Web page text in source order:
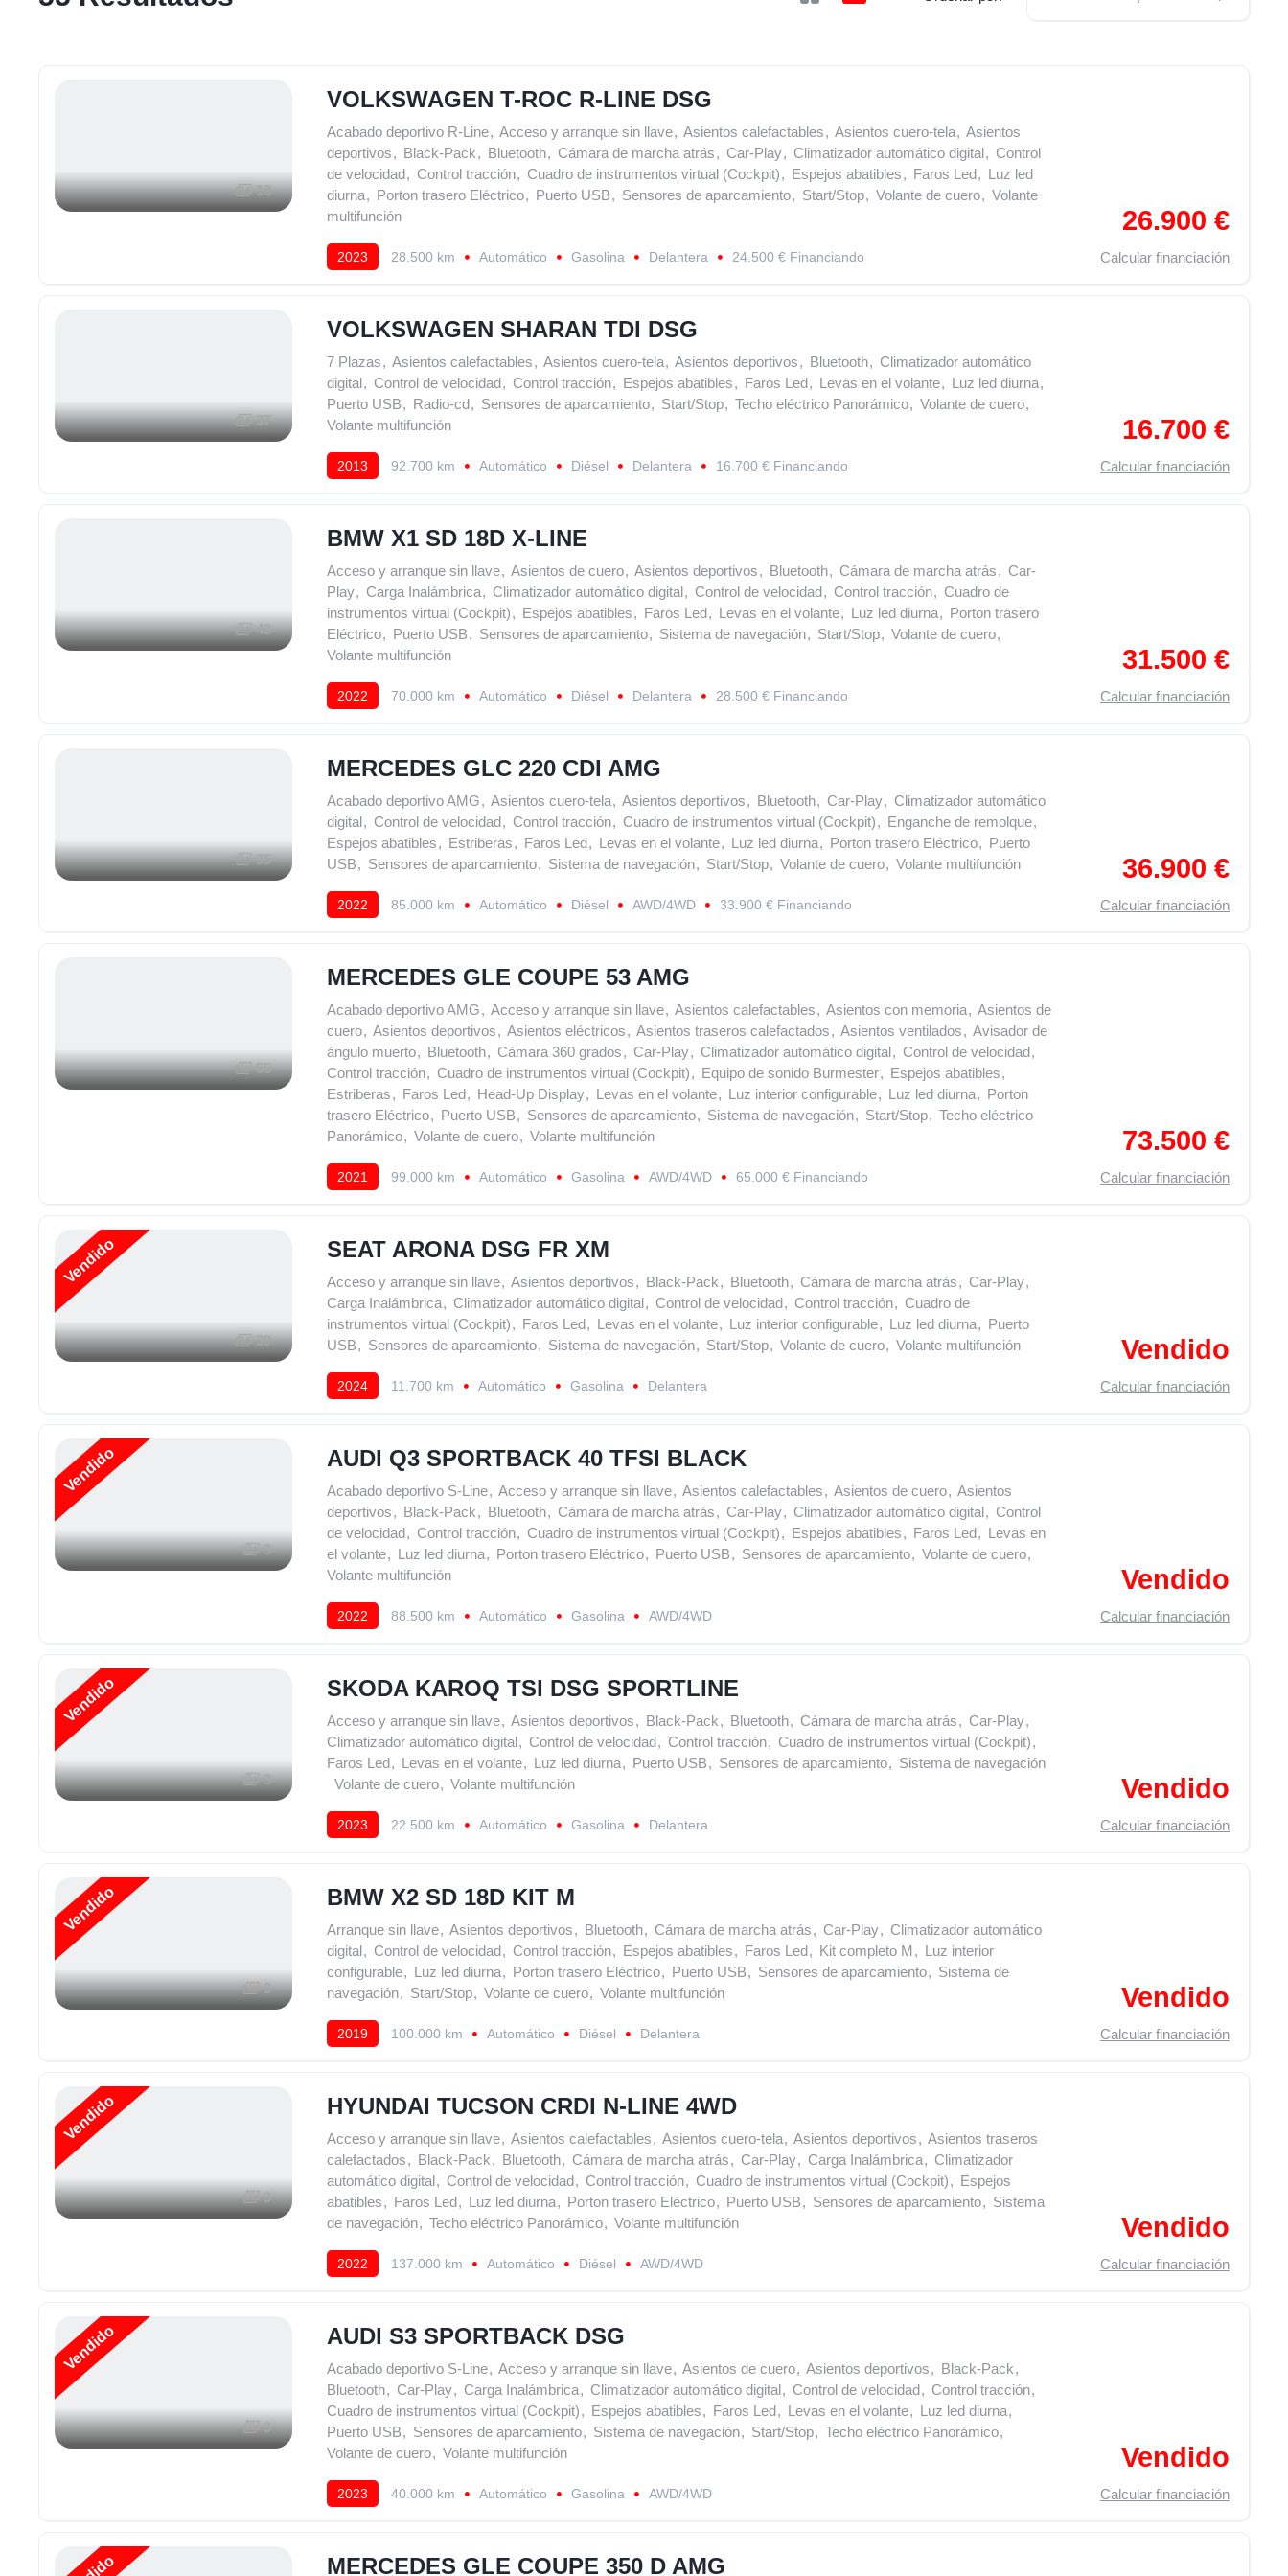
18
VOLKSWAGEN T-ROC R-LINE DSG
Acabado deportivo R-Line, Acceso y arranque sin llave, Asientos calefactables, Asientos cuero-tela, Asientos
deportivos, Black-Pack, Bluetooth, Cámara de marcha atrás, Car-Play, Climatizador automático digital, Control
de velocidad, Control tracción, Cuadro de instrumentos virtual (Cockpit), Espejos abatibles, Faros Led, Luz led
diurna, Porton trasero Eléctrico, Puerto USB, Sensores de aparcamiento, Start/Stop, Volante de cuero, Volante
multifunción
2023 28.500 km Automático Gasolina Delantera 24.500 € Financiando
26.900 €
Calcular financiación
37
VOLKSWAGEN SHARAN TDI DSG
7 Plazas, Asientos calefactables, Asientos cuero-tela, Asientos deportivos, Bluetooth, Climatizador automático
digital, Control de velocidad, Control tracción, Espejos abatibles, Faros Led, Levas en el volante, Luz led diurna,
Puerto USB, Radio-cd, Sensores de aparcamiento, Start/Stop, Techo eléctrico Panorámico, Volante de cuero,
Volante multifunción
2013 92.700 km Automático Diésel Delantera 16.700 € Financiando
16.700 €
Calcular financiación
43
BMW X1 SD 18D X-LINE
Acceso y arranque sin llave, Asientos de cuero, Asientos deportivos, Bluetooth, Cámara de marcha atrás, Car-
Play, Carga Inalámbrica, Climatizador automático digital, Control de velocidad, Control tracción, Cuadro de
instrumentos virtual (Cockpit), Espejos abatibles, Faros Led, Levas en el volante, Luz led diurna, Porton trasero
Eléctrico, Puerto USB, Sensores de aparcamiento, Sistema de navegación, Start/Stop, Volante de cuero,
Volante multifunción
2022 70.000 km Automático Diésel Delantera 28.500 € Financiando
31.500 €
Calcular financiación
35
MERCEDES GLC 220 CDI AMG
Acabado deportivo AMG, Asientos cuero-tela, Asientos deportivos, Bluetooth, Car-Play, Climatizador automático
digital, Control de velocidad, Control tracción, Cuadro de instrumentos virtual (Cockpit), Enganche de remolque,
Espejos abatibles, Estriberas, Faros Led, Levas en el volante, Luz led diurna, Porton trasero Eléctrico, Puerto
USB, Sensores de aparcamiento, Sistema de navegación, Start/Stop, Volante de cuero, Volante multifunción
2022 85.000 km Automático Diésel AWD/4WD 33.900 € Financiando
36.900 €
Calcular financiación
55
MERCEDES GLE COUPE 53 AMG
Acabado deportivo AMG, Acceso y arranque sin llave, Asientos calefactables, Asientos con memoria, Asientos de
cuero, Asientos deportivos, Asientos eléctricos, Asientos traseros calefactados, Asientos ventilados, Avisador de
ángulo muerto, Bluetooth, Cámara 360 grados, Car-Play, Climatizador automático digital, Control de velocidad,
Control tracción, Cuadro de instrumentos virtual (Cockpit), Equipo de sonido Burmester, Espejos abatibles,
Estriberas, Faros Led, Head-Up Display, Levas en el volante, Luz interior configurable, Luz led diurna, Porton
trasero Eléctrico, Puerto USB, Sensores de aparcamiento, Sistema de navegación, Start/Stop, Techo eléctrico
Panorámico, Volante de cuero, Volante multifunción
2021 99.000 km Automático Gasolina AWD/4WD 65.000 € Financiando
73.500 €
Calcular financiación
Vendido
39
SEAT ARONA DSG FR XM
Acceso y arranque sin llave, Asientos deportivos, Black-Pack, Bluetooth, Cámara de marcha atrás, Car-Play,
Carga Inalámbrica, Climatizador automático digital, Control de velocidad, Control tracción, Cuadro de
instrumentos virtual (Cockpit), Faros Led, Levas en el volante, Luz interior configurable, Luz led diurna, Puerto
USB, Sensores de aparcamiento, Sistema de navegación, Start/Stop, Volante de cuero, Volante multifunción
2024 11.700 km Automático Gasolina Delantera
Vendido
Calcular financiación
Vendido
3
AUDI Q3 SPORTBACK 40 TFSI BLACK
Acabado deportivo S-Line, Acceso y arranque sin llave, Asientos calefactables, Asientos de cuero, Asientos
deportivos, Black-Pack, Bluetooth, Cámara de marcha atrás, Car-Play, Climatizador automático digital, Control
de velocidad, Control tracción, Cuadro de instrumentos virtual (Cockpit), Espejos abatibles, Faros Led, Levas en
el volante, Luz led diurna, Porton trasero Eléctrico, Puerto USB, Sensores de aparcamiento, Volante de cuero,
Volante multifunción
2022 88.500 km Automático Gasolina AWD/4WD
Vendido
Calcular financiación
Vendido
3
SKODA KAROQ TSI DSG SPORTLINE
Acceso y arranque sin llave, Asientos deportivos, Black-Pack, Bluetooth, Cámara de marcha atrás, Car-Play,
Climatizador automático digital, Control de velocidad, Control tracción, Cuadro de instrumentos virtual (Cockpit),
Faros Led, Levas en el volante, Luz led diurna, Puerto USB, Sensores de aparcamiento, Sistema de navegación
Volante de cuero, Volante multifunción
2023 22.500 km Automático Gasolina Delantera
Vendido
Calcular financiación
Vendido
3
BMW X2 SD 18D KIT M
Arranque sin llave, Asientos deportivos, Bluetooth, Cámara de marcha atrás, Car-Play, Climatizador automático
digital, Control de velocidad, Control tracción, Espejos abatibles, Faros Led, Kit completo M, Luz interior
configurable, Luz led diurna, Porton trasero Eléctrico, Puerto USB, Sensores de aparcamiento, Sistema de
navegación, Start/Stop, Volante de cuero, Volante multifunción
2019 100.000 km Automático Diésel Delantera
Vendido
Calcular financiación
Vendido
3
HYUNDAI TUCSON CRDI N-LINE 4WD
Acceso y arranque sin llave, Asientos calefactables, Asientos cuero-tela, Asientos deportivos, Asientos traseros
calefactados, Black-Pack, Bluetooth, Cámara de marcha atrás, Car-Play, Carga Inalámbrica, Climatizador
automático digital, Control de velocidad, Control tracción, Cuadro de instrumentos virtual (Cockpit), Espejos
abatibles, Faros Led, Luz led diurna, Porton trasero Eléctrico, Puerto USB, Sensores de aparcamiento, Sistema
de navegación, Techo eléctrico Panorámico, Volante multifunción
2022 137.000 km Automático Diésel AWD/4WD
Vendido
Calcular financiación
Vendido
3
AUDI S3 SPORTBACK DSG
Acabado deportivo S-Line, Acceso y arranque sin llave, Asientos de cuero, Asientos deportivos, Black-Pack,
Bluetooth, Car-Play, Carga Inalámbrica, Climatizador automático digital, Control de velocidad, Control tracción,
Cuadro de instrumentos virtual (Cockpit), Espejos abatibles, Faros Led, Levas en el volante, Luz led diurna,
Puerto USB, Sensores de aparcamiento, Sistema de navegación, Start/Stop, Techo eléctrico Panorámico,
Volante de cuero, Volante multifunción
2023 40.000 km Automático Gasolina AWD/4WD
Vendido
Calcular financiación
MERCEDES GLE COUPE 350 D AMG